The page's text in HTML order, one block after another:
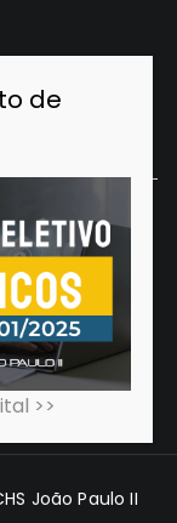
previna
(CHS Recife,
João Paulo II
>>